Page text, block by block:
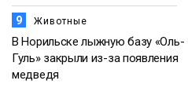
9 Животные
В Норильске лыжную базу «Оль-
Гуль» закрыли из-за появления
медведя